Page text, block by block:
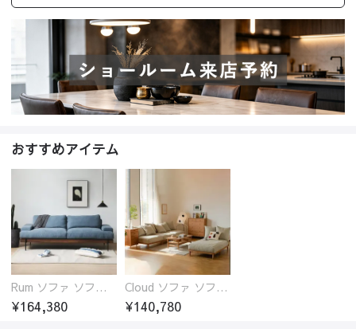
おすすめアイテム
Rum ソファ ソファー おしゃれ 1人掛け～4人掛け ウォールナットorオーク材フレーム 西海岸風 肘掛
¥164,380
Cloud ソファ ソファーおしゃれ 1人掛け～3人掛け チェリー材フレーム 木製 北欧 おしゃれ 5カラー 自由レイアウト
¥140,780